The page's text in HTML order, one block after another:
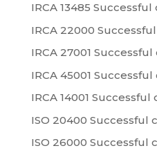
IRCA 13485
IRCA 22000
IRCA 27001
IRCA 45001
IRCA 14001
ISO 20400 Successful
ISO 26000 Successful